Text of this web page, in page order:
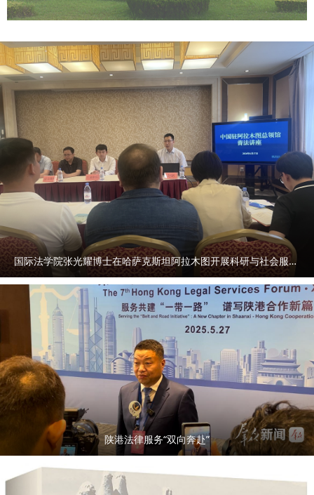
国际法学院张光耀博士在哈萨克斯坦阿拉木图开展科研与社会服务活动
陕港法律服务“双向奔赴”